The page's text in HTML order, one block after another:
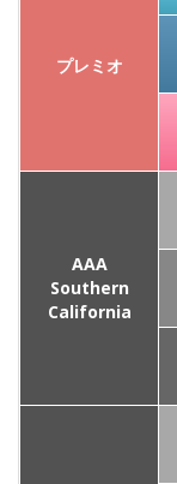
プレミオ
AAA
Southern
California